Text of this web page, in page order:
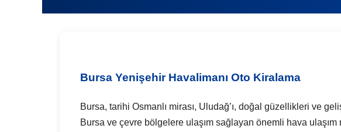
Bursa Yenişehir Havalimanı Oto Kiralama
Bursa, tarihi Osmanlı mirası, Uludağ’ı, doğal güzellikleri ve
Bursa ve çevre bölgelere ulaşım sağlayan önemli hava